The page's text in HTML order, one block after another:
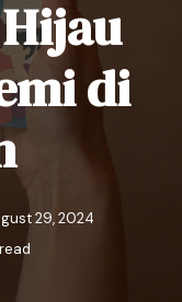
di
29, 2024